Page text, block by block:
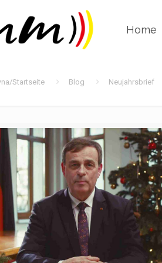
Home
Startseite Blog Neujahrsbrief